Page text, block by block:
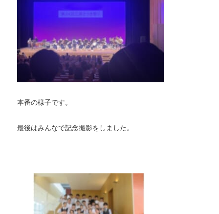
本番の様子です。
最後はみんなで記念撮影をしました。